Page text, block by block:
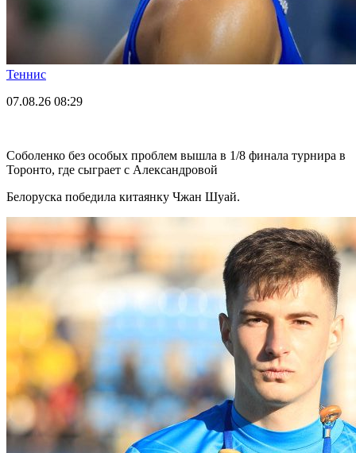
Теннис
07.08.26 08:29
Соболенко без особых проблем вышла в 1/8 финала турнира в
Торонто, где сыграет с Александровой
Белоруска победила китаянку Чжан Шуай.